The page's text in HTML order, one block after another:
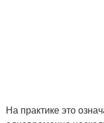
На практике это